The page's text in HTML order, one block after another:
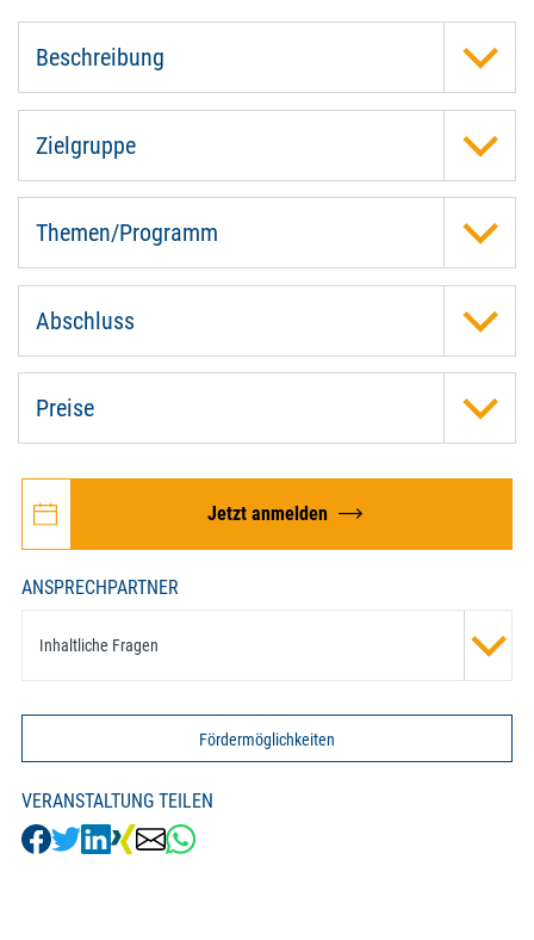
Beschreibung
Zielgruppe
Themen/Programm
Abschluss
Preise
Jetzt anmelden
ANSPRECHPARTNER
Inhaltliche Fragen
Fördermöglichkeiten
VERANSTALTUNG TEILEN